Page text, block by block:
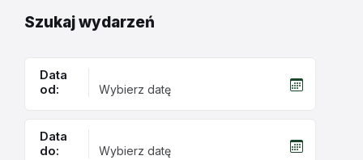
Szukaj wydarzeń
Data
od:
Data
do: